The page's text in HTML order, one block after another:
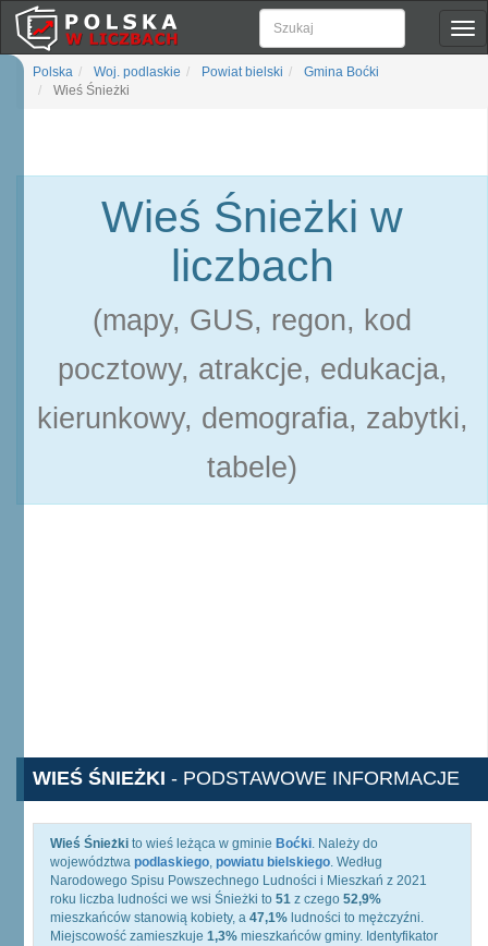
Polska Woj. podlaskie Powiat bielski
Gmina Boćki
Wieś Śnieżki
Wieś Śnieżki w
liczbach
(mapy, GUS, regon, kod
pocztowy, atrakcje, edukacja,
kierunkowy, demografia, zabytki,
tabele)
WIEŚ ŚNIEŻKI - PODSTAWOWE INFORMACJE
Wieś Śnieżki to wieś leżąca w gminie Boćki. Należy do
województwa podlaskiego, powiatu bielskiego. Według
Narodowego Spisu Powszechnego Ludności i Mieszkań z 2021
roku liczba ludności we wsi Śnieżki to 51 z czego 52,9%
mieszkańców stanowią kobiety, a 47,1% ludności to mężczyźni.
Miejscowość zamieszkuje 1,3% mieszkańców gminy. Identyfikator